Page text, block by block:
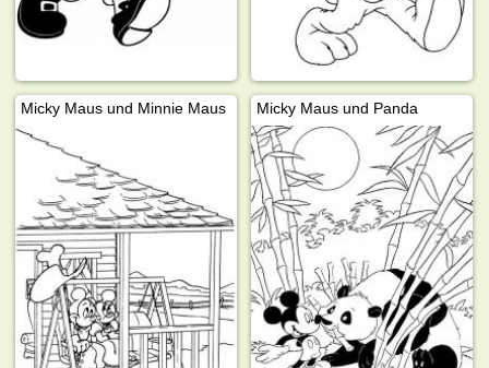
Micky Maus und Minnie Maus Micky Maus und Panda